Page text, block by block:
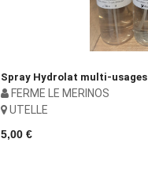
Spray Hydrolat multi-usages
FERME LE MERINOS
UTELLE
5,00 €